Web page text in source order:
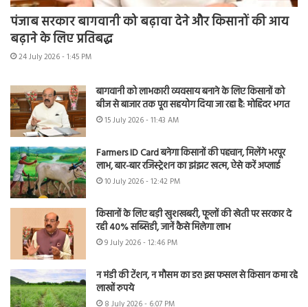
पंजाब सरकार बागवानी को बढ़ावा देने और किसानों की आय
बढ़ाने के लिए प्रतिबद्ध
24 July 2026 - 1:45 PM
बागवानी को लाभकारी व्यवसाय बनाने के लिए किसानों को
बीज से बाजार तक पूरा सहयोग दिया जा रहा है: मोहिंदर भगत
15 July 2026 - 11:43 AM
Farmers ID Card बनेगा किसानों की पहचान, मिलेंगे भरपूर
लाभ, बार-बार रजिस्ट्रेशन का झंझट खत्म, ऐसे करें अप्लाई
10 July 2026 - 12:42 PM
किसानों के लिए बड़ी खुशखबरी, फूलों की खेती पर सरकार दे
रही 40% सब्सिडी, जानें कैसे मिलेगा लाभ
9 July 2026 - 12:46 PM
न मंडी की टेंशन, न मौसम का डर! इस फसल से किसान कमा रहे
लाखों रुपये
8 July 2026 - 6:07 PM